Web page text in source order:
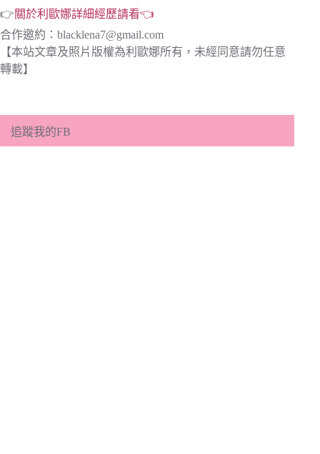
👉關於利歐娜詳細經歷請看👈
合作邀約： blacklena7@gmail.com
【本站文章及照片版權為利歐娜所有，未經同意請勿任意
轉載】
追蹤我的FB